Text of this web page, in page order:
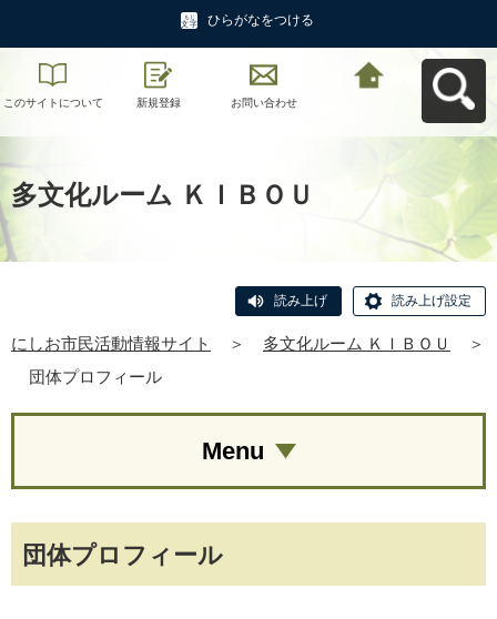
ひらがなをつける
このサイトについて 新規登録 お問い合わせ
多文化ルーム ＫＩＢＯＵ
読み上げ 読み上げ設定
にしお市民活動情報サイト ＞ 多文化ルーム ＫＩＢＯＵ
＞
団体プロフィール
団体プロフィール
Menu